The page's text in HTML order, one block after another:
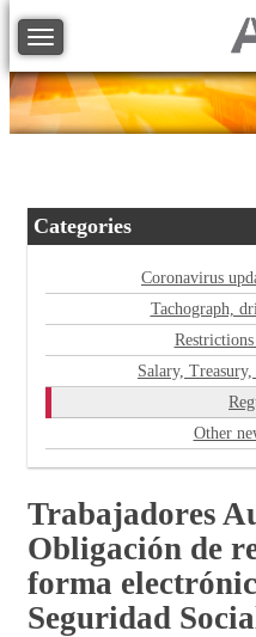
Toggle navigation
Categories
Coronavirus
Tachograph,
Salary,
Other
Trabajadores
Obligación de
forma
Seguridad